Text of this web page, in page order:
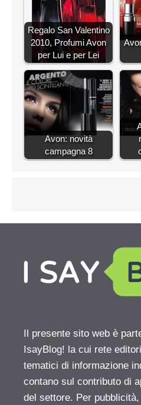
Regalo San Valentino
2010, Profumi Avon
per Lui e per Lei
Avon: novità
campagna 8
Il presente sito web è
IsayBlog! la cui rete
tematici di informazione
contano sul contributo di
del settore. Per